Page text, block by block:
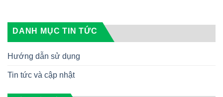
DANH MỤC TIN TỨC
Hướng dẫn sử dụng
Tin tức và cập nhật